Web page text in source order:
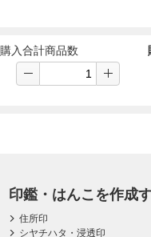
購入合計商品数
印鑑・はんこを作成
住所印
シヤチハタ・浸透印